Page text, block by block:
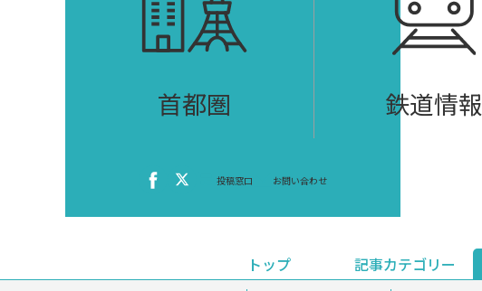
首都圏 鉄道情報
投稿窓口 お問い合わせ
トップ
記事カテゴリー